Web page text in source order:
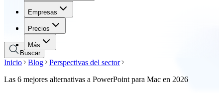
Empresas
Precios
Más
Empresas
Precios
Buscar
Inicio Blog
Perspectivas del sector
Las 6 mejores alternativas a PowerPoint para Mac en 2026